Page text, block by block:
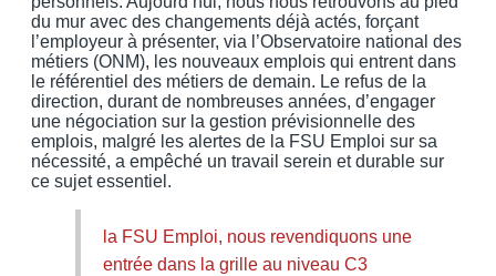
du mur avec des changements déjà actés, forçant
l’employeur à présenter, via l’Observatoire national des
métiers (ONM), les nouveaux emplois qui entrent dans
le référentiel des métiers de demain. Le refus de la
direction, durant de nombreuses années, d’engager
une négociation sur la gestion prévisionnelle des
emplois, malgré les alertes de la FSU Emploi sur sa
nécessité, a empêché un travail serein et durable sur
ce sujet essentiel.
la FSU Emploi, nous revendiquons une
entrée dans la grille au niveau C3